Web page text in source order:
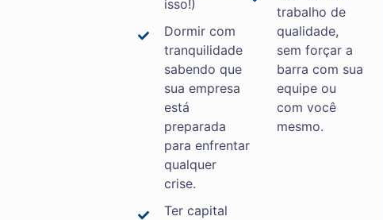
isso!)
Dormir com
tranquilidade
sabendo que
sua empresa
está
preparada
para enfrentar
qualquer
crise.
Ter capital
trabalho de
qualidade,
sem forçar a
barra com sua
equipe ou
com você
mesmo.